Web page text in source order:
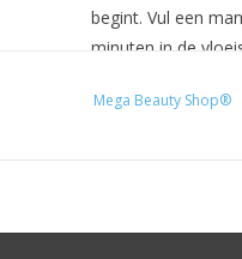
begint. Vul een
minuten in de
Mega Beauty Shop®